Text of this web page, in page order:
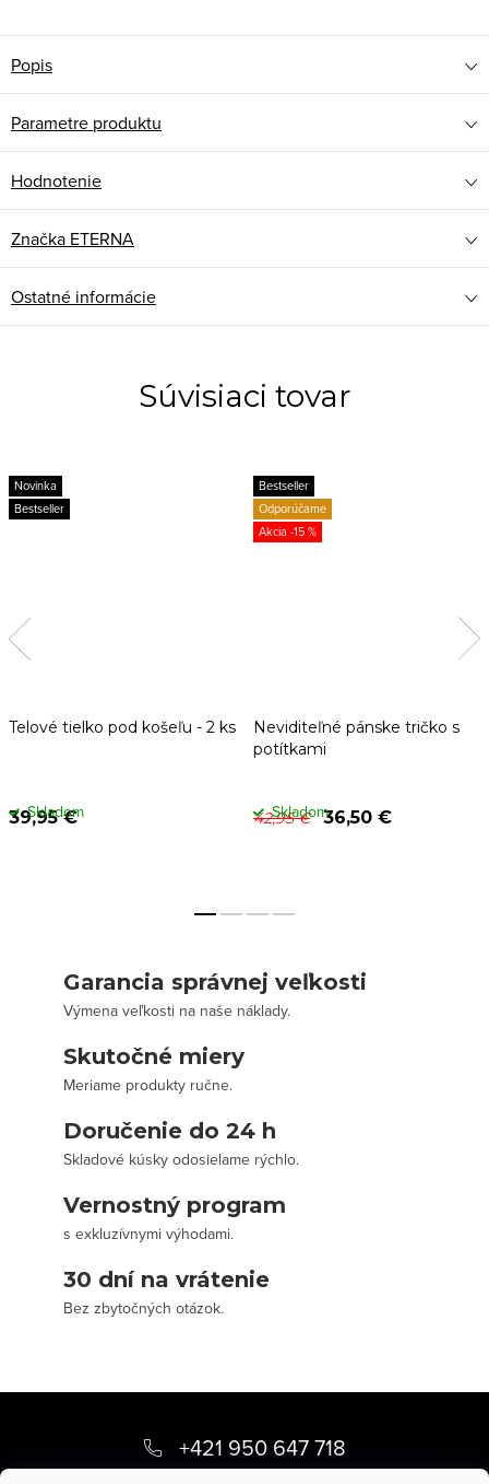
Popis
Parametre produktu
Hodnotenie
Značka ETERNA
Ostatné informácie
Súvisiaci tovar
Novinka
Bestseller
Telové tielko pod košeľu - 2 ks
39,95 €
Skladom
Bestseller
Odporúčame
-15 %
Neviditeľné pánske tričko s
potítkami
42,95 € 36,50 €
Skladom
Garancia správnej veľkosti
Výmena veľkosti na naše náklady.
Skutočné miery
Meriame produkty ručne.
Doručenie do 24 h
Skladové kúsky odosielame rýchlo.
Vernostný program
s exkluzívnymi výhodami.
30 dní na vrátenie
Bez zbytočných otázok.
+421 950 647 718